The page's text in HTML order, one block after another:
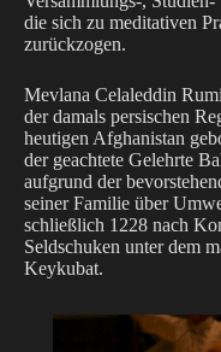
die sich zu meditativen
zurückzogen.
Mevlana Celaleddin
der damals persischen
heutigen Afghanistan
der geachtete Gelehrte
aufgrund der
seiner Familie über
schließlich 1228 nach
Seldschuken unter dem
Keykubat.